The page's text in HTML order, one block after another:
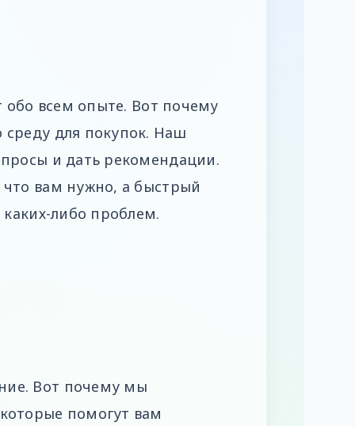
всем опыте. Вот почему
для покупок. Наш
и дать рекомендации.
вам нужно, а быстрый
либо проблем.
Вот почему мы
помогут вам